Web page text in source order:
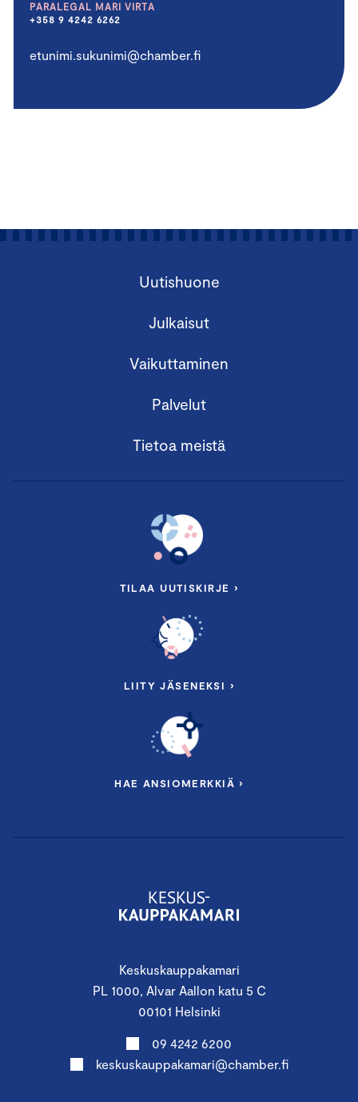
PARALEGAL MARI VIRTA
+358 9 4242 6262
etunimi.sukunimi@chamber.fi
Keskuskauppakamari
PL 1000, Alvar Aallon katu 5 C
00101 Helsinki
09 4242 6200
keskuskauppakamari@chamber.fi
Uutishuone
Julkaisut
Vaikuttaminen
Palvelut
Tietoa meistä
TILAA UUTISKIRJE ›
LIITY JÄSENEKSI ›
HAE ANSIOMERKKIÄ ›